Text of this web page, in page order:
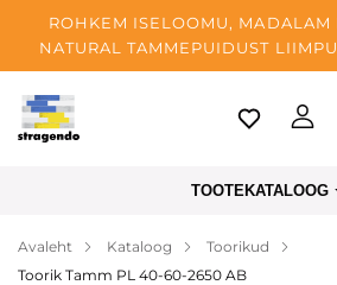
ROHKEM ISELOOMU, MADALAM
NATURAL TAMMEPUIDUST
Tallinn
Makse
TOOTEKATALOOG
Avaleht Kataloog
Toorikud
Toorik Tamm PL 40-60-2650 AB